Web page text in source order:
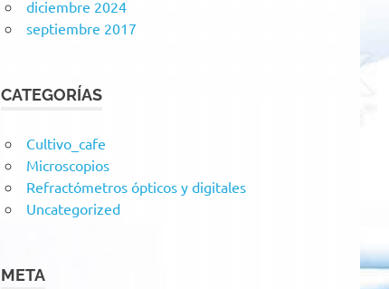
diciembre 2024
septiembre 2017
CATEGORÍAS
Cultivo_cafe
Microscopios
Refractómetros ópticos y digitales
Uncategorized
META